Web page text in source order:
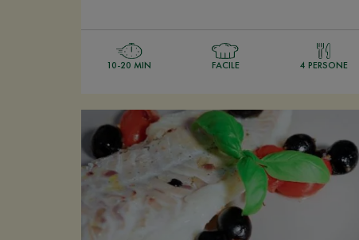
10-20 MIN FACILE 4 PERSONE